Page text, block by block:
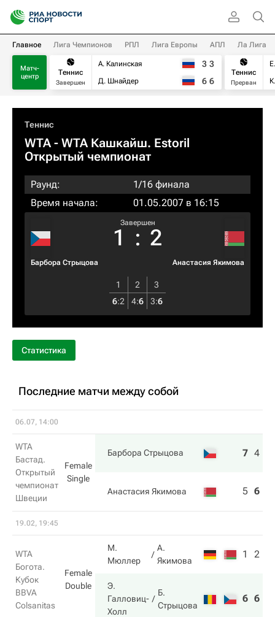
Главное Лига Чемпионов РПЛ Лига Европы АПЛ Ла Лига
Матч-
центр
Теннис
Завершен
А. Калинская
Д. Шнайдер
3 3
6 6
Теннис
Прерван
Теннис
WTA- WTA Кашкайш. Estoril
Открытый чемпионат
Раунд:
1/16 финала
Время начала:
01.05.2007 в 16:15
Барбора Стрыцова
Завершен
1 : 2
Анастасия Якимова
1 2
3
6:2 4:6 3:6
Статистика
Последние матчи между собой
06.07, 14:00
WTA
Бастад.
Открытый
чемпионат
Швеции
Female
Single
Барбора Стрыцова 7 4
Анастасия Якимова 5 6
19.02, 19:45
WTA
Богота.
Кубок
BBVA
Colsanitas
Female
Double
М.
Мюллер
А.
Якимова
1 2
Э.
Галловиц-
Холл
Б.
Стрыцова
6 6